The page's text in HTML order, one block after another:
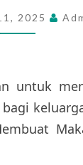
PRAKTIS
DAN
2025
untuk